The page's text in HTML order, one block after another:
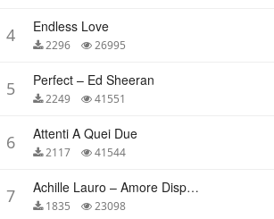
4 Endless Love
2296 26995
5 Perfect – Ed Sheeran
2249 41551
6 Attenti A Quei Due
2117 41544
7 Achille Lauro – Amore Disperato
1835 23098